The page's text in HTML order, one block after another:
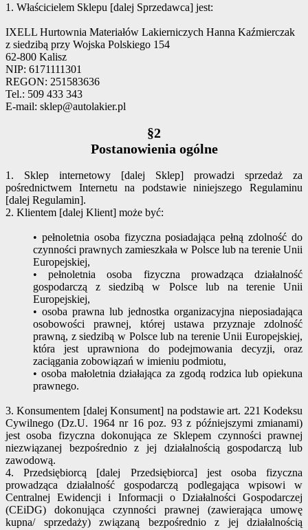
1. Właścicielem Sklepu [dalej Sprzedawca] jest:
IXELL Hurtownia Materiałów Lakierniczych Hanna Kaźmierczak
z siedzibą przy Wojska Polskiego 154
62-800 Kalisz
NIP: 6171111301
REGON: 251583636
Tel.: 509 433 343
E-mail: sklep@autolakier.pl
§2
Postanowienia ogólne
1. Sklep internetowy [dalej Sklep] prowadzi sprzedaż za
pośrednictwem Internetu na podstawie niniejszego Regulaminu
[dalej Regulamin].
2. Klientem [dalej Klient] może być:
• pełnoletnia osoba fizyczna posiadająca pełną zdolność do
czynności prawnych zamieszkała w Polsce lub na terenie Unii
Europejskiej,
• pełnoletnia osoba fizyczna prowadząca działalność
gospodarczą z siedzibą w Polsce lub na terenie Unii
Europejskiej,
• osoba prawna lub jednostka organizacyjna nieposiadająca
osobowości prawnej, której ustawa przyznaje zdolność
prawną, z siedzibą w Polsce lub na terenie Unii Europejskiej,
która jest uprawniona do podejmowania decyzji, oraz
zaciągania zobowiązań w imieniu podmiotu,
• osoba małoletnia działająca za zgodą rodzica lub opiekuna
prawnego.
3. Konsumentem [dalej Konsument] na podstawie art. 221 Kodeksu
Cywilnego (Dz.U. 1964 nr 16 poz. 93 z późniejszymi zmianami)
jest osoba fizyczna dokonująca ze Sklepem czynności prawnej
niezwiązanej bezpośrednio z jej działalnością gospodarczą lub
zawodową.
4. Przedsiębiorcą [dalej Przedsiębiorca] jest osoba fizyczna
prowadząca działalność gospodarczą podlegająca wpisowi w
Centralnej Ewidencji i Informacji o Działalności Gospodarczej
(CEiDG) dokonująca czynności prawnej (zawierająca umowę
kupna/ sprzedaży) związaną bezpośrednio z jej działalnością